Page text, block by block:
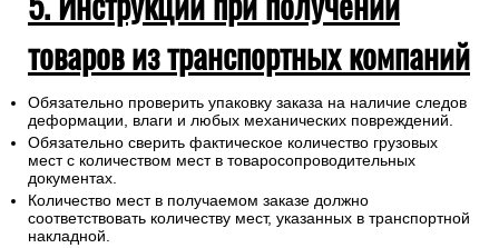
товаров из транспортных компаний
Обязательно проверить упаковку заказа на наличие следов
деформации, влаги и любых механических повреждений.
Обязательно сверить фактическое количество грузовых
мест с количеством мест в товаросопроводительных
документах.
Количество мест в получаемом заказе должно
соответствовать количеству мест, указанных в транспортной
накладной.